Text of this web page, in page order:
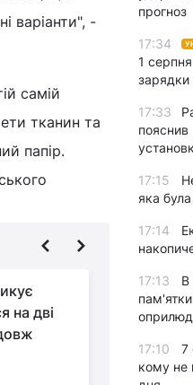
варіанти", -
самій
тканин та
папір.
на дві
років
прогноз
17:34
1
зарядки
17:33
17:15
яка
17:14
17:13
В
17:10
7
кому не